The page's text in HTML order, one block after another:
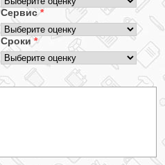
Сервис*
Сроки*